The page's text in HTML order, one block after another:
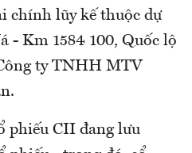
chính lũy kế thuộc dự
- Km 1584 100, Quốc lộ
ty TNHH MTV
phiếu CII đang lưu